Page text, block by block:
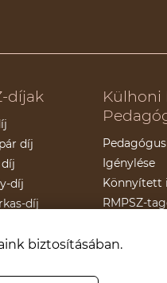
díjak
díj
díj
díj
Külhoni
Igénylése
Könnyített
RMPSZ-
Kitöltési
biztosításában.